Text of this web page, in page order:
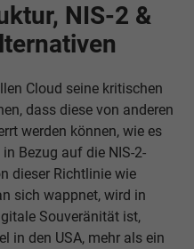
NIS-2 &
Cloud seine kritischen
dass diese von anderen
werden können, wie es
Bezug auf die NIS-2-
dieser Richtlinie wie
sich wappnet, wird in
Souveränität ist,
in den USA, mehr als ein